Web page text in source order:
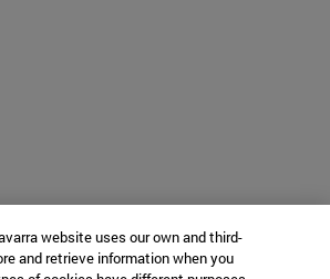
website uses our own and third-
and retrieve information when you